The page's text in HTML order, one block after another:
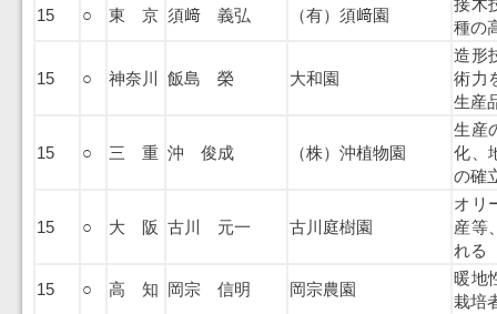
15 ○ 東 京 須﨑 義弘 （有）須﨑園
接木
種の
15 ○ 神奈川 飯島 榮 大和園
造形
術力
生産
15 ○ 三 重 沖 俊成 （株）沖植物園
生産
化、
の確
15 ○ 大 阪 古川 元一 古川庭樹園
オリ
産等
れる
15 ○ 高 知 岡宗 信明 岡宗農園
暖地
栽培